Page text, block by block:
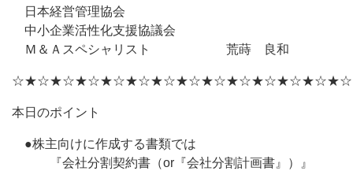
日本経営管理協会
中小企業活性化支援協議会
Ｍ＆Ａスペシャリスト 荒蒔 良和
本日のポイント
●株主向けに作成する書類では
『会社分割契約書（or『会社分割計画書』）』